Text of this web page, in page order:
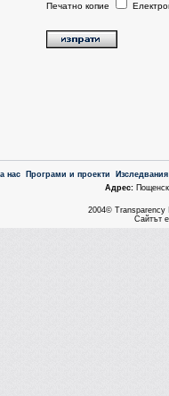
Печатно копие
нас Програми и проекти
Aдрес:
2004© Transparency
Сайтът